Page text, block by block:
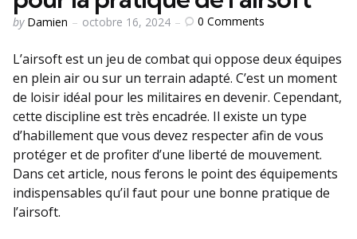
Posted
by Damien octobre 16, 2024 0 Comments
L’airsoft est un jeu de combat qui oppose deux équipes
en plein air ou sur un terrain adapté. C’est un moment
de loisir idéal pour les militaires en devenir. Cependant,
cette discipline est très encadrée. Il existe un type
d’habillement que vous devez respecter afin de vous
protéger et de profiter d’une liberté de mouvement.
Dans cet article, nous ferons le point des équipements
indispensables qu’il faut pour une bonne pratique de
l’airsoft.